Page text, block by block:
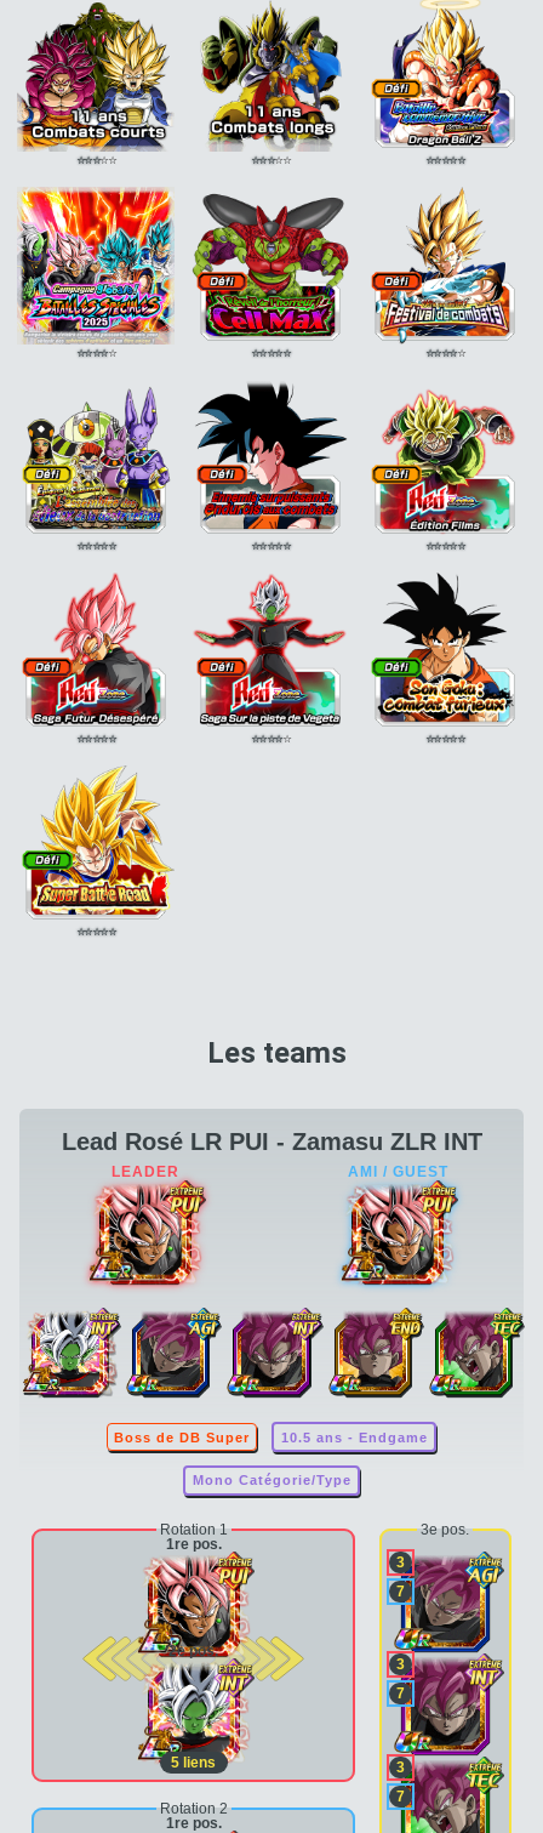
Futur désespéré
+2 CC +5%
Futur désespéré
+2 CC +5%
⭐⭐⭐⭐⭐ ⭐⭐⭐⭐⭐ ⭐⭐⭐⭐⭐
⭐⭐⭐⭐⭐ ⭐⭐⭐⭐⭐ ⭐⭐⭐⭐⭐
⭐⭐⭐⭐⭐ ⭐⭐⭐⭐⭐ ⭐⭐⭐⭐⭐
⭐⭐⭐⭐⭐ ⭐⭐⭐⭐⭐ ⭐⭐⭐⭐⭐
⭐⭐⭐⭐⭐
Les teams
Lead Rosé LR PUI - Zamasu ZLR INT
Boss de DB Super 10.5 ans - Endgame
Mono Catégorie/Type
Rotation 1
1re pos.
2e pos.
5 liens
Rotation 2
1re pos.
3e pos.
3
7
3
7
3
7